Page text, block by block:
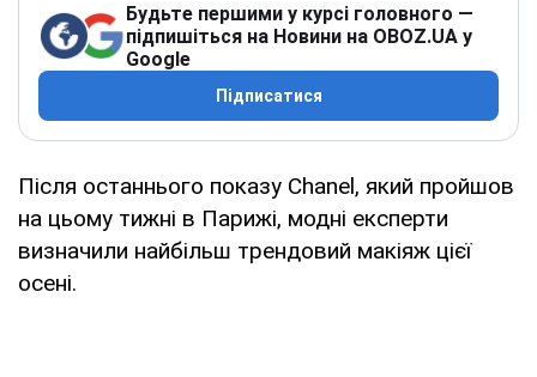
Будьте першими у курсі головного —
підпишіться на Новини на OBOZ.UA у
Google
Підписатися
Після останнього показу Chanel, який пройшов
на цьому тижні в Парижі, модні експерти
визначили найбільш трендовий макіяж цієї
осені.